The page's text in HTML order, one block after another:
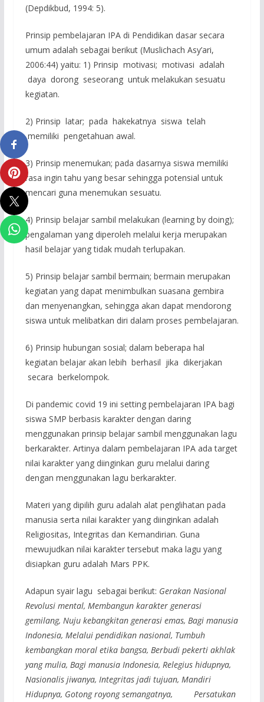
(Depdikbud, 1994: 5).
Prinsip pembelajaran IPA di Pendidikan dasar secara
umum adalah sebagai berikut (Muslichach Asy’ari,
2006:44) yaitu: 1) Prinsip motivasi; motivasi adalah
daya dorong seseorang untuk melakukan sesuatu
kegiatan.
2) Prinsip latar; pada hakekatnya siswa telah
memiliki pengetahuan awal.
3) Prinsip menemukan; pada dasarnya siswa memiliki
rasa ingin tahu yang besar sehingga potensial untuk
mencari guna menemukan sesuatu.
4) Prinsip belajar sambil melakukan (learning by doing);
pengalaman yang diperoleh melalui kerja merupakan
hasil belajar yang tidak mudah terlupakan.
5) Prinsip belajar sambil bermain; bermain merupakan
kegiatan yang dapat menimbulkan suasana gembira
dan menyenangkan, sehingga akan dapat mendorong
siswa untuk melibatkan diri dalam proses pembelajaran.
6) Prinsip hubungan sosial; dalam beberapa hal
kegiatan belajar akan lebih berhasil jika dikerjakan
secara berkelompok.
Di pandemic covid 19 ini setting pembelajaran IPA bagi
siswa SMP berbasis karakter dengan daring
menggunakan prinsip belajar sambil menggunakan lagu
berkarakter. Artinya dalam pembelajaran IPA ada target
nilai karakter yang diinginkan guru melalui daring
dengan menggunakan lagu berkarakter.
Materi yang dipilih guru adalah alat penglihatan pada
manusia serta nilai karakter yang diinginkan adalah
Religiositas, Integritas dan Kemandirian. Guna
mewujudkan nilai karakter tersebut maka lagu yang
disiapkan guru adalah Mars PPK.
Adapun syair lagu sebagai berikut: Gerakan Nasional
Revolusi mental, Membangun karakter generasi
gemilang, Nuju kebangkitan generasi emas, Bagi manusia
Indonesia, Melalui pendidikan nasional, Tumbuh
kembangkan moral etika bangsa, Berbudi pekerti akhlak
yang mulia, Bagi manusia Indonesia, Relegius hidupnya,
Nasionalis jiwanya, Integritas jadi tujuan, Mandiri
Hidupnya, Gotong royong semangatnya, Persatukan